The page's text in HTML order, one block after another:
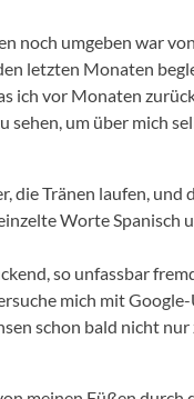
noch umgeben war
letzten Monaten
ich vor Monaten
um über mich
die Tränen laufen, und
Worte Spanisch
so unfassbar
mich mit
schon bald nicht nur